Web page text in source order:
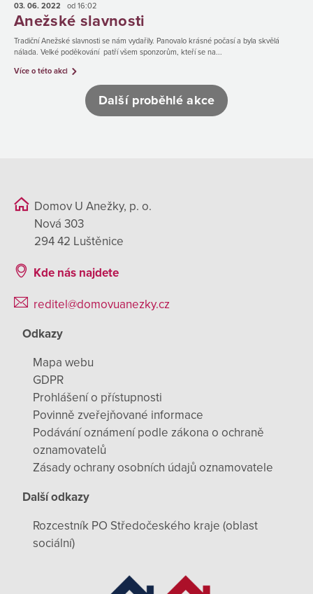
03. 06. 2022 od 16:02
Anežské slavnosti
Tradiční Anežské slavnosti se nám vydařily. Panovalo krásné počasí a byla skvělá
nálada. Velké poděkování patří všem sponzorům, kteří se na...
Více o této akci
Další proběhlé akce
Domov U Anežky, p. o.
Nová 303
294 42 Luštěnice
Kde nás najdete
reditel@domovuanezky.cz
Odkazy
Mapa webu
GDPR
Prohlášení o přístupnosti
Povinně zveřejňované informace
Podávání oznámení podle zákona o ochraně
oznamovatelů
Zásady ochrany osobních údajů oznamovatele
Další odkazy
Rozcestník PO Středočeského kraje (oblast
sociální)